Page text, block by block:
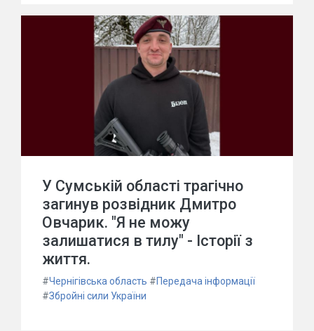
У Сумській області трагічно
загинув розвідник Дмитро
Овчарик. "Я не можу
залишатися в тилу" - Історії з
життя.
#Чернігівська область #Передача інформації
#Збройні сили України